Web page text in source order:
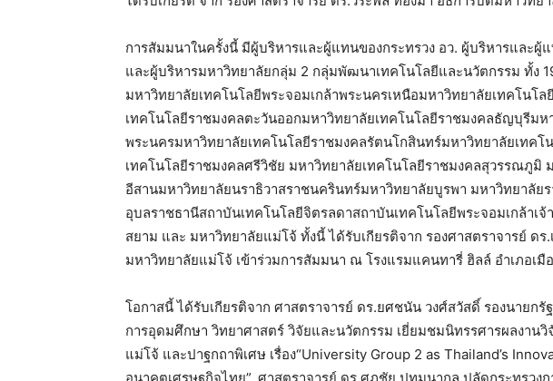
สถาบันอุดมศึกษาการผลิตและพัฒนากำลังคนระดับสูงเฉพาะทาง
การพัฒนาการเรียนการสอน การวิจัย และการสร้างนวัตกรรม โดย
ศาสตราจารย์ ดร.วีระพล ทองมา อธิการบดีมหาวิทยาลัยแม่โจ้ ก
การสัมมนาในครั้งนี้ มีผู้บริหารและผู้แทนของกระทรวง อว. ผู้บริ
นวัตกรรมแห่งชาติ และผู้บริหารมหาวิทยาลัยกลุ่ม 2 กลุ่มพัฒนาเ
แห่ง ได้แก่ มหาวิทยาลัยทักษิณมหาวิทยาลัยเทคโนโลยีพระจอมเ
เทคโนโลยีราชมงคลกรุงเทพมหาวิทยาลัยเทคโนโลยีราชมงคลตะ
ราชมงคลธัญบุรีมหาวิทยาลัยเทคโนโลยีราชมงคลพระนครมหาวิท
รัตนโกสินทร์มหาวิทยาลัยเทคโนโลยีราชมงคลล้านนามหาวิทยาลั
นราธิวาสราชนครินทร์มหาวิทยาลัยบูรพา มหาวิทยาลัยราชภัฏพิ
อุบลราชธานีสถาบันเทคโนโลยีจิตรลดาสถาบันเทคโนโลยีพระจอ
มหาวิทยาลัยสยาม และ มหาวิทยาลัยแม่โจ้ ทั้งนี้ ได้รับเกียรติจาก